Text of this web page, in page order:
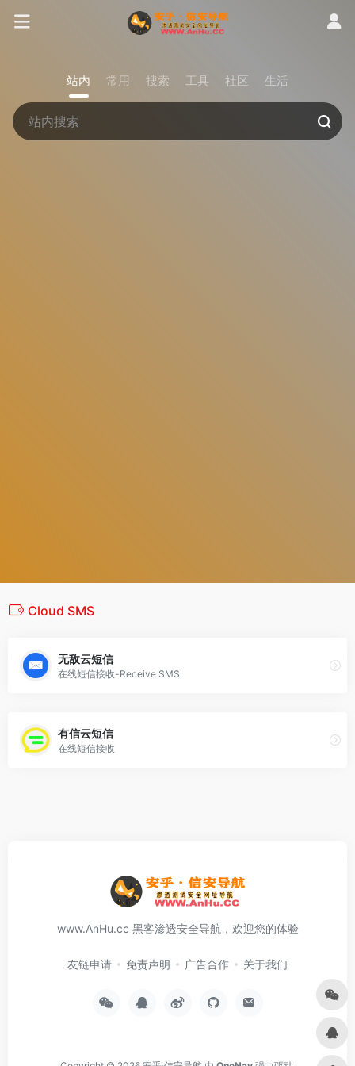
站内 常用 搜索 工具 社区 生活
Cloud SMS
无敌云短信
在线短信接收-Receive SMS
有信云短信
在线短信接收
www.AnHu.cc 黑客渗透安全导航，欢迎您的体验
友链申请 免责声明 广告合作 关于我们